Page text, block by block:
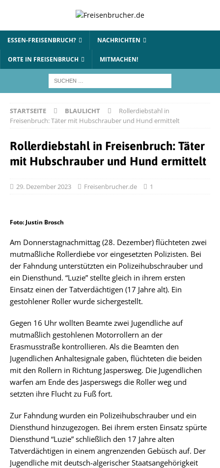
ESSEN-FREISENBRUCH? NACHRICHTEN
ORTE IN FREISENBRUCH MITMACHEN!
STARTSEITE BLAULICHT
Rollerdiebstahl in
Freisenbruch: Täter mit Hubschrauber und Hund ermittelt
Rollerdiebstahl in Freisenbruch: Täter
mit Hubschrauber und Hund ermittelt
29. Dezember 2023 Freisenbrucher.de 1
Foto: Justin Brosch
Am Donnerstagnachmittag (28. Dezember) flüchteten zwei
mutmaßliche Rollerdiebe vor eingesetzten Polizisten. Bei
der Fahndung unterstützten ein Polizeihubschrauber und
ein Diensthund. “Luzie” stellte gleich in ihrem ersten
Einsatz einen der Tatverdächtigen (17 Jahre alt). Ein
gestohlener Roller wurde sichergestellt.
Gegen 16 Uhr wollten Beamte zwei Jugendliche auf
mutmaßlich gestohlenen Motorrollern an der
Erasmusstraße kontrollieren. Als die Beamten den
Jugendlichen Anhaltesignale gaben, flüchteten die beiden
mit den Rollern in Richtung Jaspersweg. Die Jugendlichen
warfen am Ende des Jasperswegs die Roller weg und
setzten ihre Flucht zu Fuß fort.
Zur Fahndung wurden ein Polizeihubschrauber und ein
Diensthund hinzugezogen. Bei ihrem ersten Einsatz spürte
Diensthund “Luzie” schließlich den 17 Jahre alten
Tatverdächtigen in einem angrenzenden Gebüsch auf. Der
Jugendliche mit deutsch-algerischer Staatsangehörigkeit